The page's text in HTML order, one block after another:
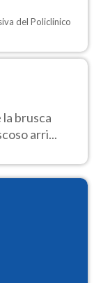
del Policlinico
brusca
arri...